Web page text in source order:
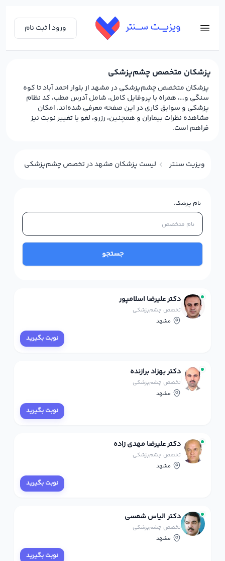
ورود | ثبت نام
پزشکان متخصص چشم‌پزشکی
پزشکان متخصص چشم‌پزشکی در مشهد از بلوار احمد آباد تا کوه
سنگی و…، همراه با پروفایل کامل، شامل آدرس مطب، کد نظام
پزشکی و سوابق کاری در این صفحه معرفی شده‌اند. امکان
مشاهده نظرات بیماران و همچنین، رزرو، لغو یا تغییر نوبت نیز
فراهم است.
ویزیت سنتر لیست پزشکان مشهد در تخصص چشم‌پزشکی
نام پزشک:
جستجو
دکتر علیرضا اسلامپور
تخصص چشم‌پزشکی
مشهد
نوبت بگیرید
دکتر بهزاد برازنده
تخصص چشم‌پزشکی
مشهد
نوبت بگیرید
دکتر علیرضا مهدی زاده
تخصص چشم‌پزشکی
مشهد
نوبت بگیرید
دکتر الیاس شمسی
تخصص چشم‌پزشکی
مشهد
نوبت بگیرید